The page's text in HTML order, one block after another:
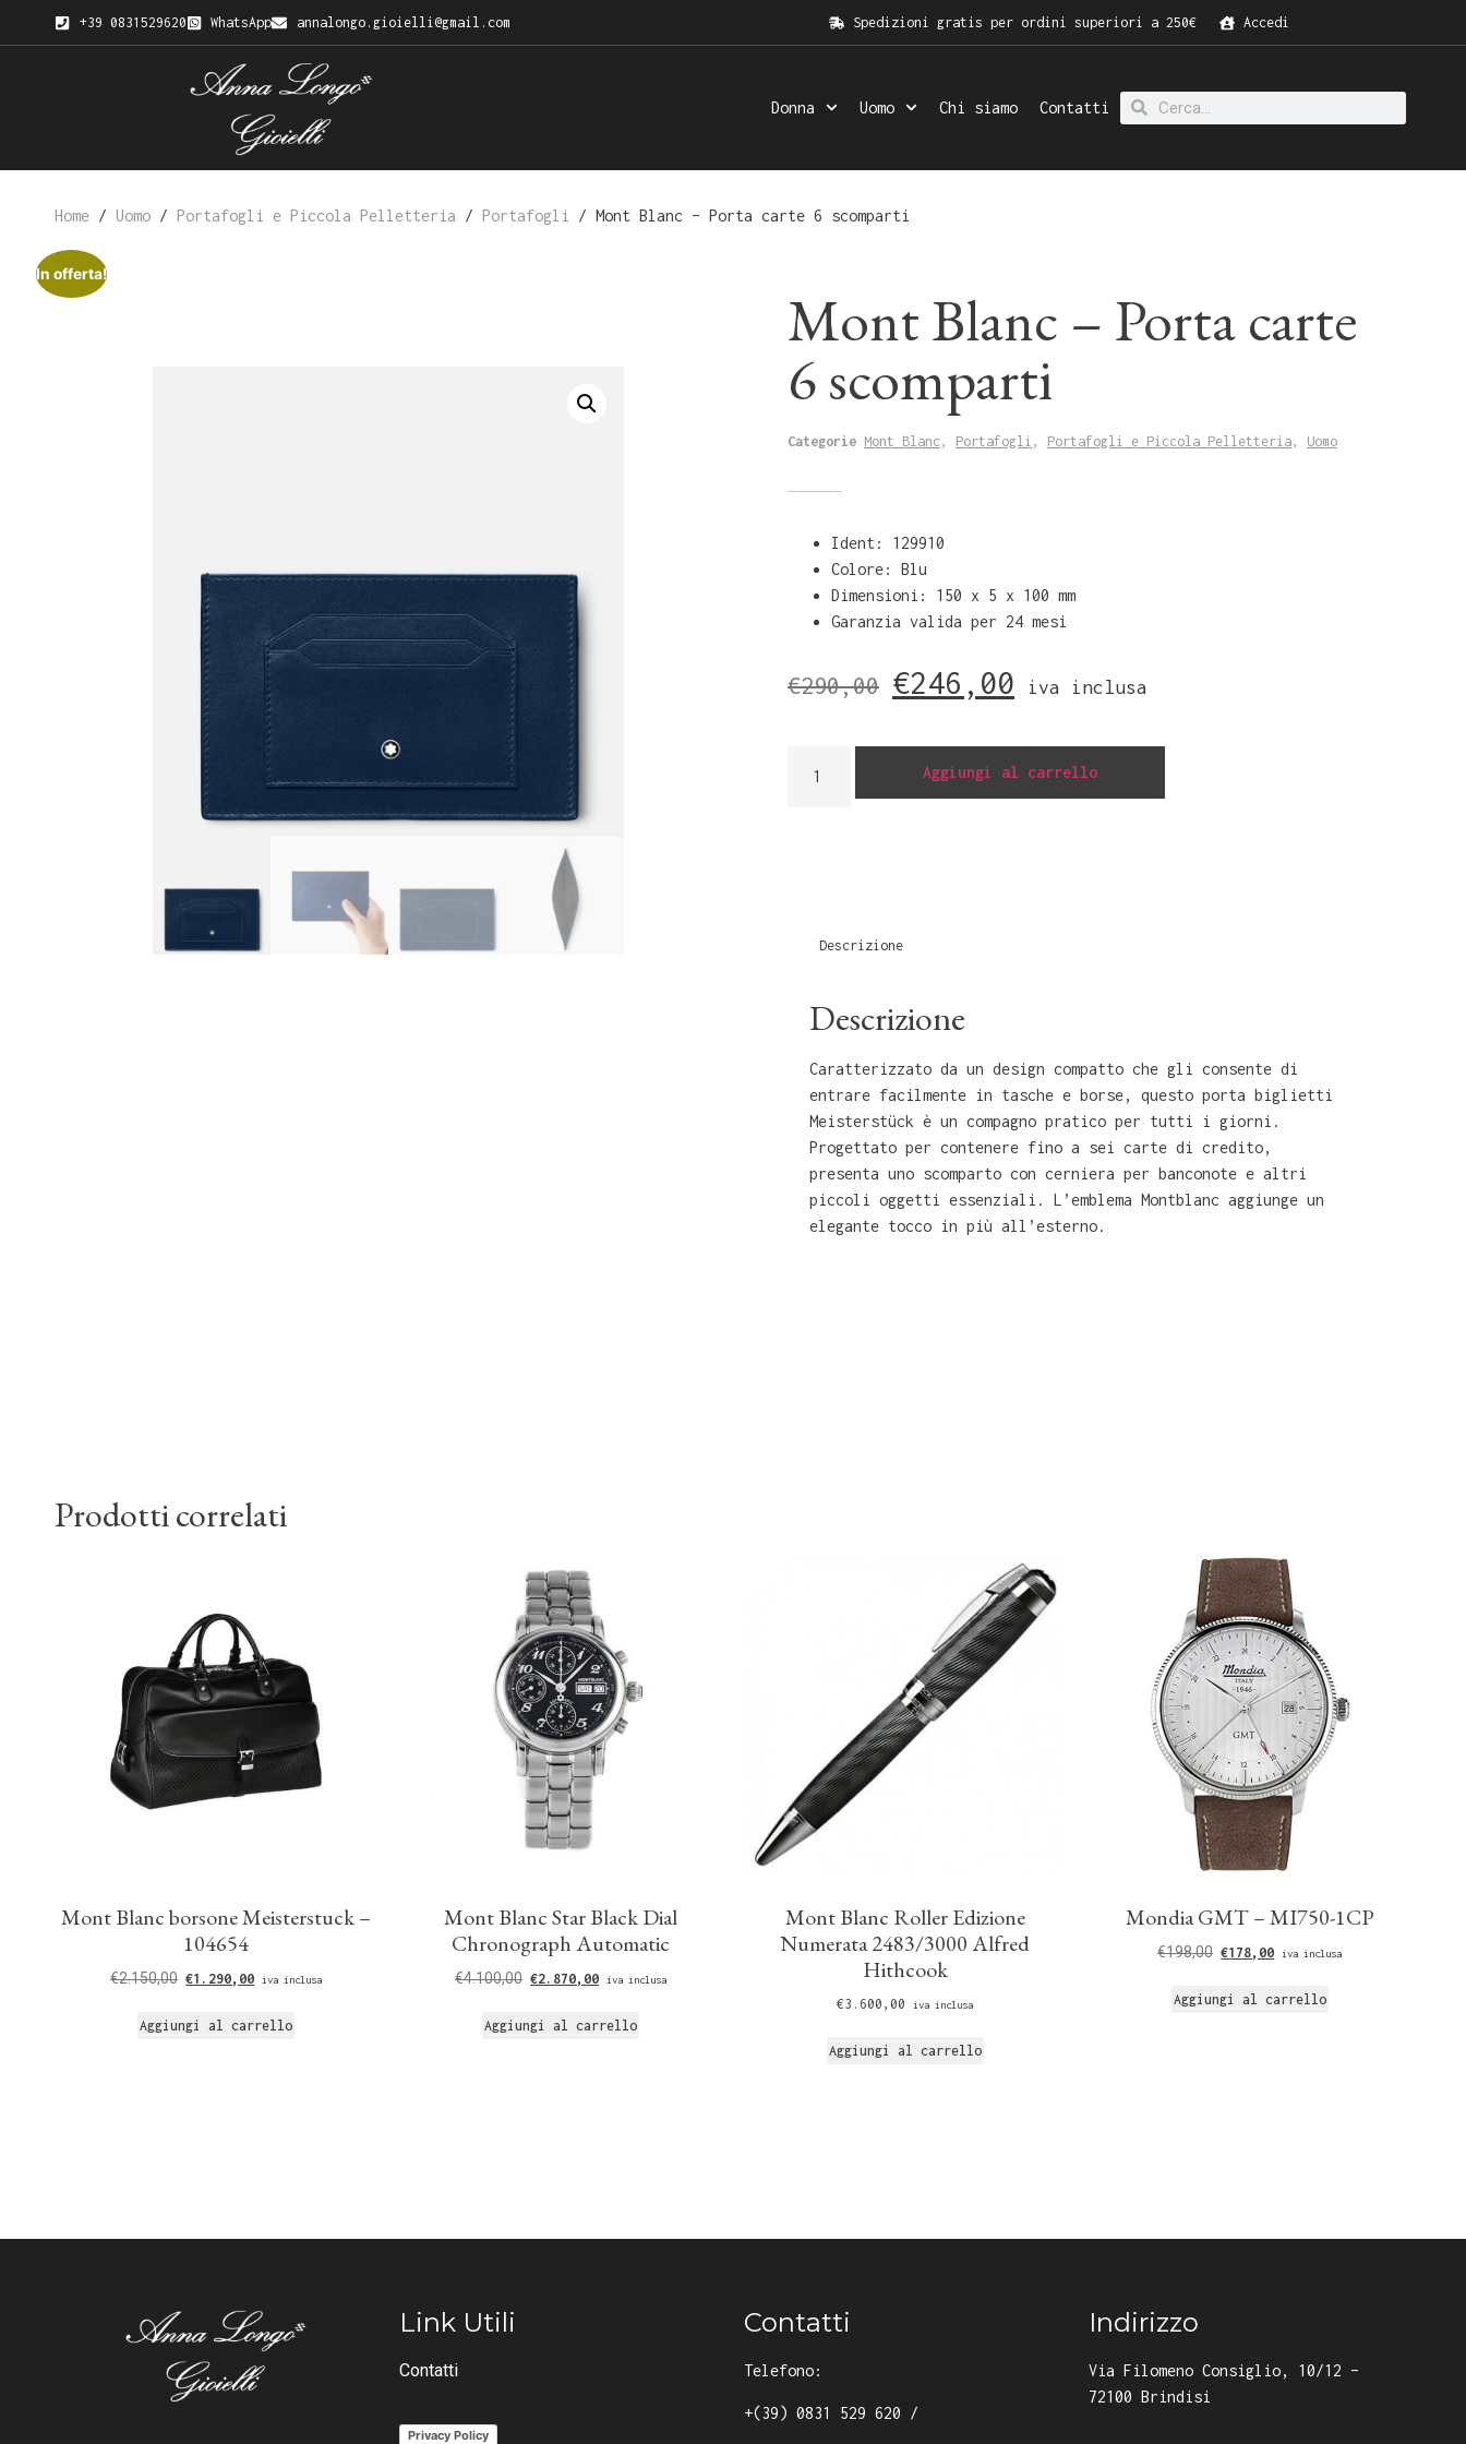
+39 0831529620 WhatsApp annalongo.gioielli@gmail.com Spedizioni gratis per ordini superiori a 250€ Accedi
Donna Uomo Chi siamo Contatti
Home / Uomo / Portafogli e Piccola Pelletteria / Portafogli / Mont Blanc – Porta carte 6 scomparti
In offerta!
Mont Blanc – Porta carte
6 scomparti
Categorie Mont Blanc, Portafogli , Portafogli e Piccola Pelletteria, Uomo
Ident: 129910
Colore: Blu
Dimensioni: 150 x 5 x 100 mm
Garanzia valida per 24 mesi
€290,00 €246,00 iva inclusa
Aggiungi al carrello
Descrizione
Descrizione
Caratterizzato da un design compatto che gli consente di
entrare facilmente in tasche e borse, questo porta biglietti
Meisterstück è un compagno pratico per tutti i giorni.
Progettato per contenere fino a sei carte di credito,
presenta uno scomparto con cerniera per banconote e altri
piccoli oggetti essenziali. L’emblema Montblanc aggiunge un
elegante tocco in più all’esterno.
Prodotti correlati
Mont Blanc borsone Meisterstuck –
104654
€2.150,00 €1.290,00 iva inclusa
Aggiungi al carrello
Mont Blanc Star Black Dial
Chronograph Automatic
€4.100,00 €2.870,00 iva inclusa
Aggiungi al carrello
Mont Blanc Roller Edizione
Numerata 2483/3000 Alfred
Hithcook
€3.600,00 iva inclusa
Aggiungi al carrello
Mondia GMT – MI750-1CP
€198,00 €178,00 iva inclusa
Aggiungi al carrello
Link Utili
Contatti
Privacy Policy
Contatti
Telefono:
+(39) 0831 529 620 /
Indirizzo
Via Filomeno Consiglio, 10/12 –
72100 Brindisi